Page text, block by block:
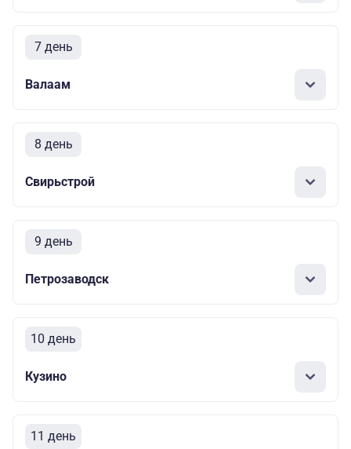
7 день
Валаам
8 день
Свирьстрой
9 день
Петрозаводск
10 день
Кузино
11 день